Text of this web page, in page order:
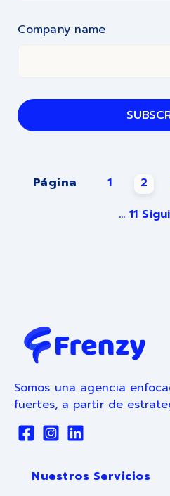
Company name
Página 1 2
... 11
Somos una agencia
fuertes, a partir de
Nuestros Servicios